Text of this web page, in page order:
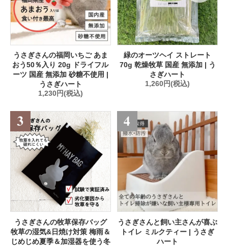
うさぎさんの福岡いちご あま
おう50％入り 20g ドライフル
ーツ 国産 無添加 砂糖不使用 |
うさぎハート
1,230円(税込)
緑のオーツヘイ ストレート
70g 乾燥牧草 国産 無添加 | う
さぎハート
1,260円(税込)
うさぎさんの牧草保存バッグ
牧草の湿気&日焼け対策 梅雨＆
じめじめ夏季＆加湿器を使う冬
うさぎさんと飼い主さんが喜ぶ
トイレ ミルクティー | うさぎ
ハート